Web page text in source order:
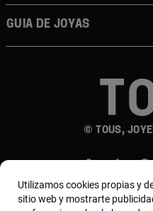
© TOUS,
Guia de joyas
Utilizamos cookies propias y
sitio web y mostrarte